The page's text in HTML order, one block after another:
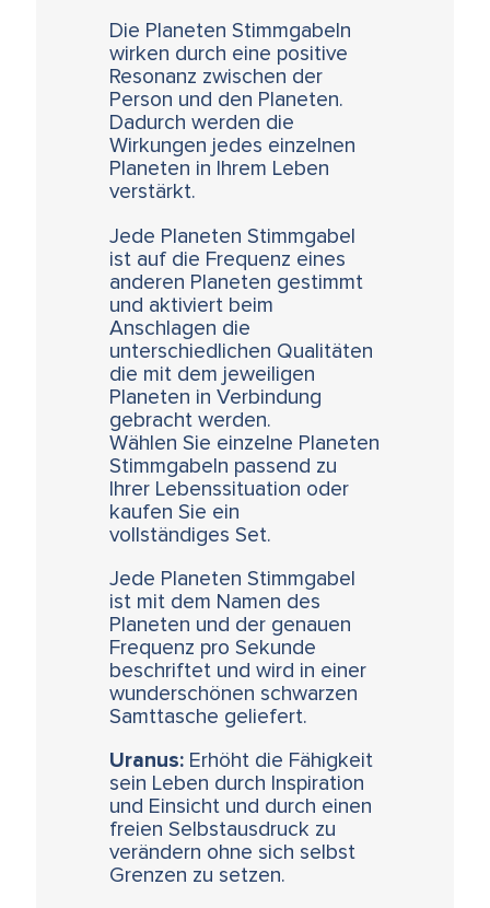
Die Planeten Stimmgabeln
wirken durch eine positive
Resonanz zwischen der
Person und den Planeten.
Dadurch werden die
Wirkungen jedes einzelnen
Planeten in Ihrem Leben
verstärkt.
Jede Planeten Stimmgabel
ist auf die Frequenz eines
anderen Planeten gestimmt
und aktiviert beim
Anschlagen die
unterschiedlichen Qualitäten
die mit dem jeweiligen
Planeten in Verbindung
gebracht werden.
Wählen Sie einzelne Planeten
Stimmgabeln passend zu
Ihrer Lebenssituation oder
kaufen Sie ein
vollständiges Set.
Jede Planeten Stimmgabel
ist mit dem Namen des
Planeten und der genauen
Frequenz pro Sekunde
beschriftet und wird in einer
wunderschönen schwarzen
Samttasche geliefert.
Uranus: Erhöht die Fähigkeit
sein Leben durch Inspiration
und Einsicht und durch einen
freien Selbstausdruck zu
verändern ohne sich selbst
Grenzen zu setzen.